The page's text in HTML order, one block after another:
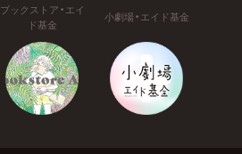
ブックストア・エイ
ド基金
小劇場・エイド基金